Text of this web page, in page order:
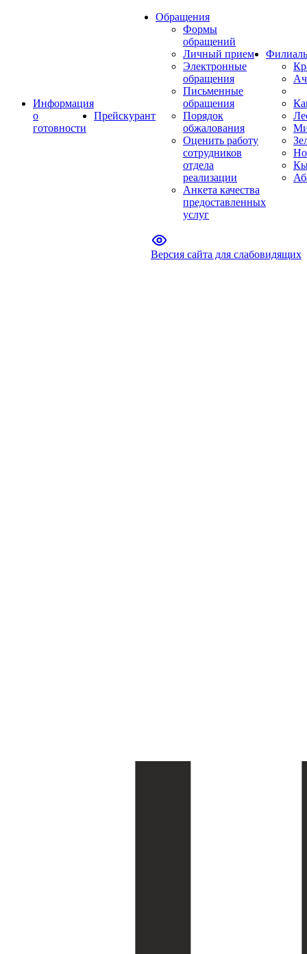
Информация
о
готовности
Прейскурант
Обращения
Формы
обращений
Личный прием
Электронные
обращения
Письменные
обращения
Порядок
обжалования
Оценить работу
сотрудников
отдела
реализации
Анкета качества
предоставленных
услуг
Версия сайта для слабовидящих